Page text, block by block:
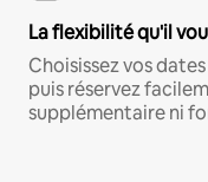
La flexibilité qu'il
Choisissez vos
puis réservez
supplémentaire ni